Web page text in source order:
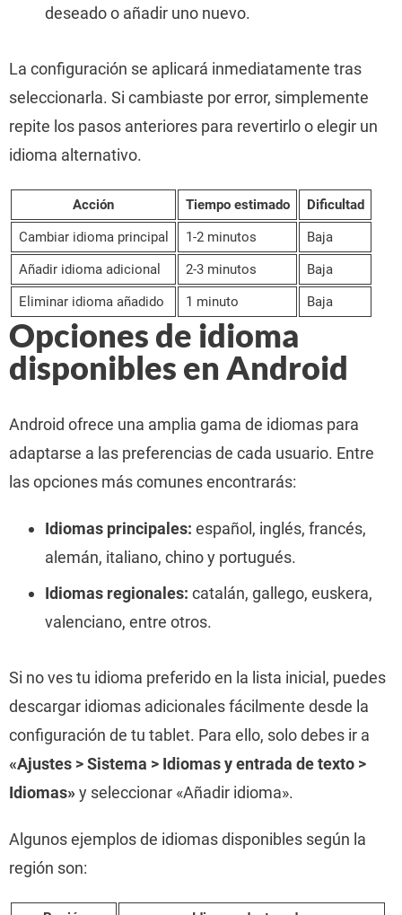
deseado o añadir uno nuevo.
La configuración se aplicará inmediatamente tras
seleccionarla. Si cambiaste por error, simplemente
repite los pasos anteriores para revertirlo o elegir un
idioma alternativo.
Acción Tiempo estimado
Dificultad
Cambiar idioma principal
1-2 minutos
Baja
Añadir idioma adicional
2-3 minutos
Baja
Eliminar idioma añadido
1 minuto Baja
Opciones de idioma
disponibles en Android
Android ofrece una amplia gama de idiomas para
adaptarse a las preferencias de cada usuario. Entre
las opciones más comunes encontrarás:
Idiomas principales: español, inglés, francés,
alemán, italiano, chino y portugués.
Idiomas regionales: catalán, gallego, euskera,
valenciano, entre otros.
Si no ves tu idioma preferido en la lista inicial, puedes
descargar idiomas adicionales fácilmente desde la
configuración de tu tablet. Para ello, solo debes ir a
«Ajustes > Sistema > Idiomas y entrada de texto >
Idiomas»y seleccionar «Añadir idioma».
Algunos ejemplos de idiomas disponibles según la
región son: